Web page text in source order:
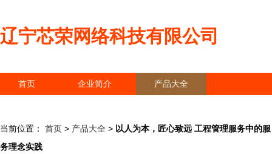
辽宁芯荣网络科技有限公司
首页 企业简介 产品大全
当前位置： 首页 > 产品大全 > 以人为本，匠心致远 工程管理服务中的服
务理念实践